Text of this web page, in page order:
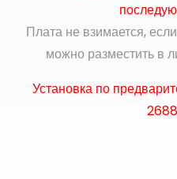
Плата не взимается,
можно разместить в
Установка по